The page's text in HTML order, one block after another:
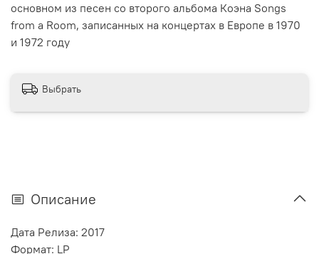
основном из песен со второго альбома Коэна Songs
from a Room, записанных на концертах в Европе в 1970
и 1972 году
Выбрать
Описание
Дата Релиза: 2017
Формат: LP